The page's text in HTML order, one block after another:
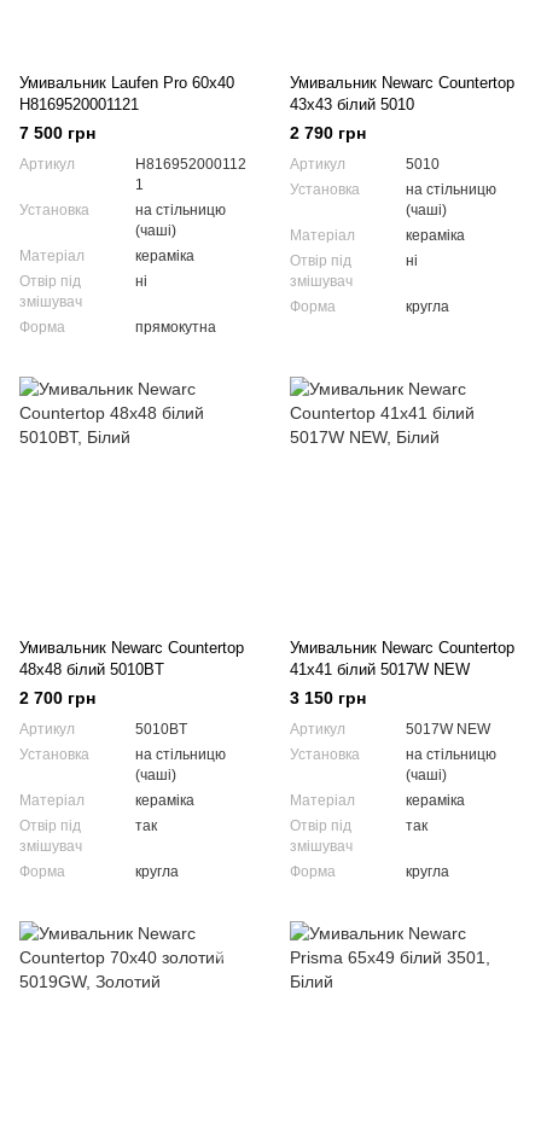
Умивальник Laufen Pro 60x40
H8169520001121
7 500 грн
Артикул
H816952000112
1
Установка
на стільницю
(чаші)
Матеріал
кераміка
Отвір під
змішувач
ні
Форма прямокутна
Умивальник Newarc Countertop
43x43 білий 5010
2 790 грн
Артикул
5010
Установка
на стільницю
(чаші)
Матеріал
кераміка
Отвір під
змішувач
ні
Форма кругла
Умивальник Newarc Countertop
48x48 білий 5010BT
2 700 грн
Артикул
5010BT
Установка
на стільницю
(чаші)
Матеріал
кераміка
Отвір під
змішувач
так
Форма кругла
Умивальник Newarc Countertop
41x41 білий 5017W NEW
3 150 грн
Артикул
5017W NEW
Установка
на стільницю
(чаші)
Матеріал
кераміка
Отвір під
змішувач
так
Форма кругла